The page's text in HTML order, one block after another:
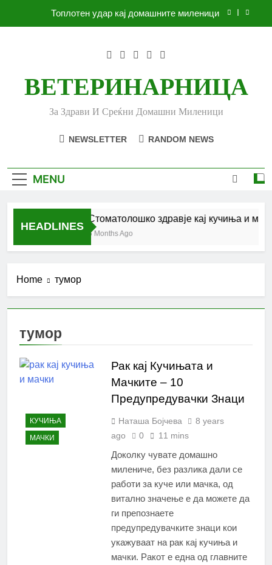
Топлотен удар кај домашните миленици
Стоматолошко здравје кај кучиња и мачки |
Убоди и угризи од инсекти кај кучињата и што
ВЕТЕРИНАРНИЦА
За Здрави И Среќни Домашни Миленици
NEWSLETTER RANDOM NEWS
MENU
HEADLINES
Стоматолошко здравје кај кучиња и
6 Months Ago
Home тумор
тумор
КУЧИЊА
МАЧКИ
Рак кај Кучињата и
Мачките – 10
Предупредувачки Знаци
Наташа Бојчева
8 years
ago
0 11 mins
Доколку чувате домашно
милениче, без разлика дали се
работи за куче или мачка, од
витално значење е да можете да
ги препознаете
предупредувачките знаци кои
укажуваат на рак кај кучиња и
мачки. Ракот е една од главните